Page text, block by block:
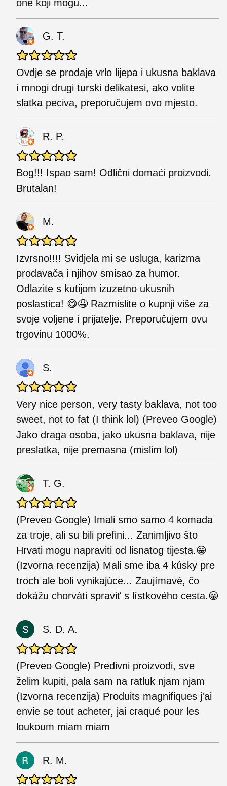
one koji mogu...
G. T.
Ovdje se prodaje vrlo lijepa i ukusna baklava
i mnogi drugi turski delikatesi, ako volite
slatka peciva, preporučujem ovo mjesto.
R. P.
Bog!!! Ispao sam! Odlični domaći proizvodi.
Brutalan!
M.
Izvrsno!!!! Svidjela mi se usluga, karizma
prodavača i njihov smisao za humor.
Odlazite s kutijom izuzetno ukusnih
poslastica! 😋🤤 Razmislite o kupnji više za
svoje voljene i prijatelje. Preporučujem ovu
trgovinu 1000%.
S.
Very nice person, very tasty baklava, not too
sweet, not to fat (I think lol) (Preveo Google)
Jako draga osoba, jako ukusna baklava, nije
preslatka, nije premasna (mislim lol)
T. G.
(Preveo Google) Imali smo samo 4 komada
za troje, ali su bili prefini... Zanimljivo što
Hrvati mogu napraviti od lisnatog tijesta.😀
(Izvorna recenzija) Mali sme iba 4 kúsky pre
troch ale boli vynikajúce... Zaujímavé, čo
dokážu chorváti spraviť s lístkového cesta.😀
S. D. A.
(Preveo Google) Predivni proizvodi, sve
želim kupiti, pala sam na ratluk njam njam
(Izvorna recenzija) Produits magnifiques j'ai
envie se tout acheter, jai craqué pour les
loukoum miam miam
R. M.